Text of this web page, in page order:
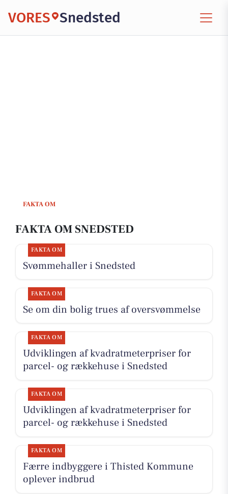
VORES Snedsted
FAKTA OM
FAKTA OM SNEDSTED
FAKTA OM
Svømmehaller i Snedsted
FAKTA OM
Se om din bolig trues af oversvømmelse
FAKTA OM
Udviklingen af kvadratmeterpriser for
parcel- og rækkehuse i Snedsted
FAKTA OM
Udviklingen af kvadratmeterpriser for
parcel- og rækkehuse i Snedsted
FAKTA OM
Færre indbyggere i Thisted Kommune
oplever indbrud